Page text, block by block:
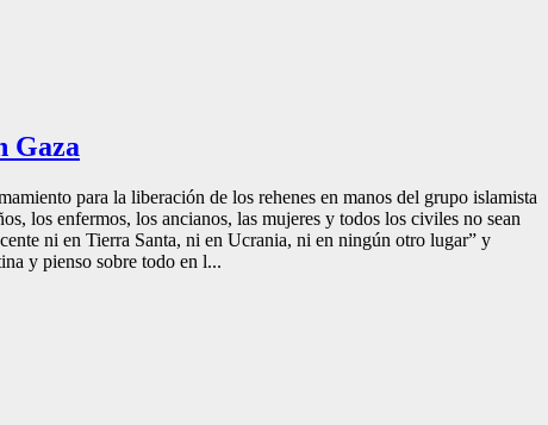
Gaza
para la liberación de los rehenes en manos del grupo islamista
los enfermos, los ancianos, las mujeres y todos los civiles no sean
ni en Tierra Santa, ni en Ucrania, ni en ningún otro lugar” y
y pienso sobre todo en l...